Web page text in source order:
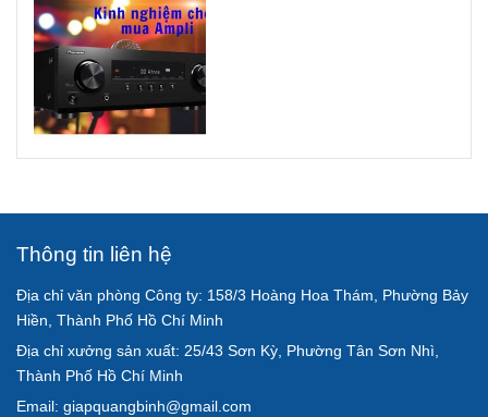
Thông tin liên hệ
Địa chỉ văn phòng Công ty: 158/3 Hoàng Hoa Thám, Phường Bảy
Hiền, Thành Phố Hồ Chí Minh
Địa chỉ xưởng sản xuất: 25/43 Sơn Kỳ, Phường Tân Sơn Nhì,
Thành Phố Hồ Chí Minh
Email: giapquangbinh@gmail.com